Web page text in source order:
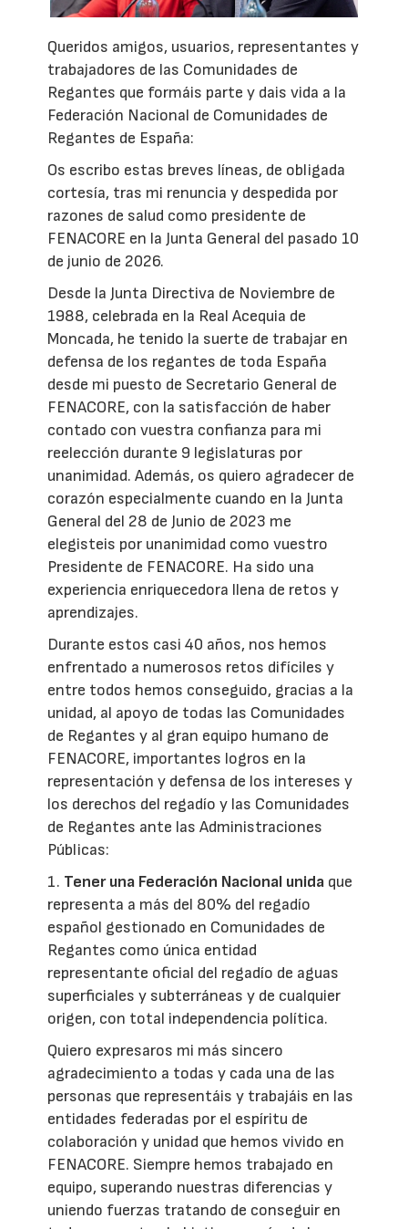
Queridos amigos, usuarios, representantes y
trabajadores de las Comunidades de
Regantes que formáis parte y dais vida a la
Federación Nacional de Comunidades de
Regantes de España:
Os escribo estas breves líneas, de obligada
cortesía, tras mi renuncia y despedida por
razones de salud como presidente de
FENACORE en la Junta General del pasado 10
de junio de 2026.
Desde la Junta Directiva de Noviembre de
1988, celebrada en la Real Acequia de
Moncada, he tenido la suerte de trabajar en
defensa de los regantes de toda España
desde mi puesto de Secretario General de
FENACORE, con la satisfacción de haber
contado con vuestra confianza para mi
reelección durante 9 legislaturas por
unanimidad. Además, os quiero agradecer de
corazón especialmente cuando en la Junta
General del 28 de Junio de 2023 me
elegisteis por unanimidad como vuestro
Presidente de FENACORE. Ha sido una
experiencia enriquecedora llena de retos y
aprendizajes.
Durante estos casi 40 años, nos hemos
enfrentado a numerosos retos difíciles y
entre todos hemos conseguido, gracias a la
unidad, al apoyo de todas las Comunidades
de Regantes y al gran equipo humano de
FENACORE, importantes logros en la
representación y defensa de los intereses y
los derechos del regadío y las Comunidades
de Regantes ante las Administraciones
Públicas:
1. Tener una Federación Nacional unida que
representa a más del 80% del regadío
español gestionado en Comunidades de
Regantes como única entidad
representante oficial del regadío de aguas
superficiales y subterráneas y de cualquier
origen, con total independencia política.
Quiero expresaros mi más sincero
agradecimiento a todas y cada una de las
personas que representáis y trabajáis en las
entidades federadas por el espíritu de
colaboración y unidad que hemos vivido en
FENACORE. Siempre hemos trabajado en
equipo, superando nuestras diferencias y
uniendo fuerzas tratando de conseguir en